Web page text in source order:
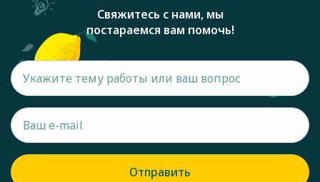
Свяжитесь с нами, мы
постараемся вам помочь!
Отправить